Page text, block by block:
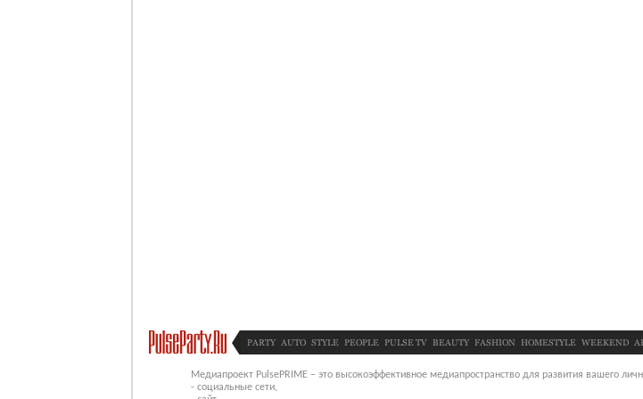
PARTY AUTO STYLE PEOPLE PULSE TV BEAUTY FASHION HOMESTYLE WEEKEND
Медиапроект PulsePRIME – это высокоэффективное медиапространство для развития вашего
- социальные сети,